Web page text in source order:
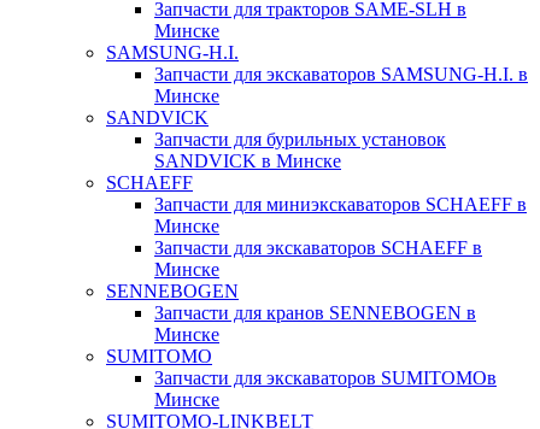
Запчасти для тракторов SAME-SLH в
Минске
SAMSUNG-H.I.
Запчасти для экскаваторов SAMSUNG-H.I. в
Минске
SANDVICK
Запчасти для бурильных установок
SANDVICK в Минске
SCHAEFF
Запчасти для миниэкскаваторов SCHAEFF в
Минске
Запчасти для экскаваторов SCHAEFF в
Минске
SENNEBOGEN
Запчасти для кранов SENNEBOGEN в
Минске
SUMITOMO
Запчасти для экскаваторов SUMITOMOв
Минске
SUMITOMO-LINKBELT